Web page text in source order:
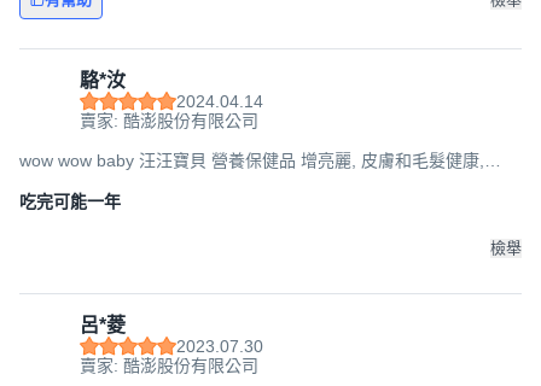
駱*汝
2024.04.14
賣家: 酷澎股份有限公司
wow wow baby 汪汪寶貝 營養保健品 增亮麗, 皮膚和毛髮健康,
吃完可能一年
檢舉
呂*菱
2023.07.30
賣家: 酷澎股份有限公司